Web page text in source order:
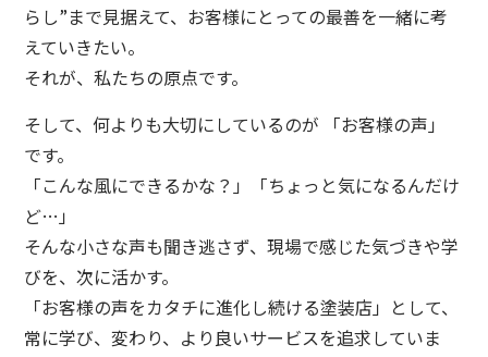
らし”まで見据えて、お客様にとっての最善を一緒に考
えていきたい。
それが、私たちの原点です。
そして、何よりも大切にしているのが 「お客様の声」
です。
「こんな風にできるかな？」「ちょっと気になるんだけ
ど…」
そんな小さな声も聞き逃さず、現場で感じた気づきや学
びを、次に活かす。
「お客様の声をカタチに進化し続ける塗装店」として、
常に学び、変わり、より良いサービスを追求していま